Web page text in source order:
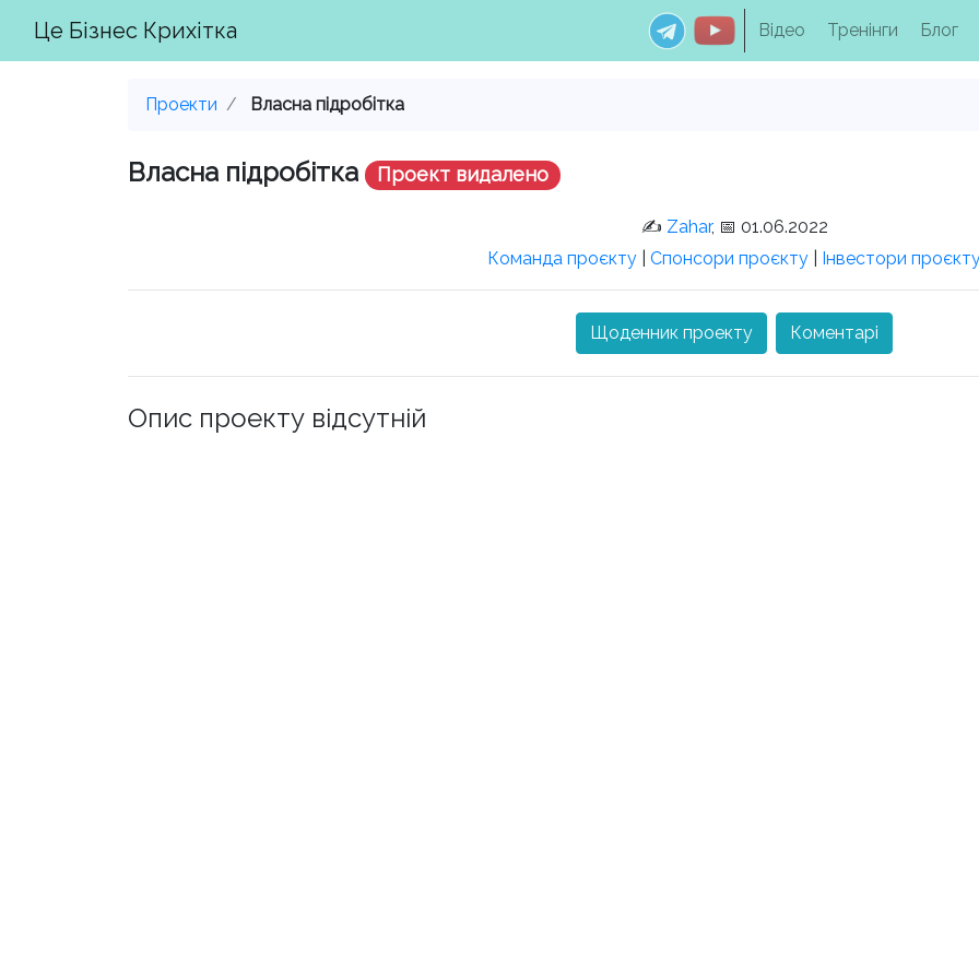
Це Бізнес Крихітка Відео Тренінги Блог
Проекти Власна підробітка
Власна підробітка Проект видалено
✍️ Zahar, 📅 01.06.2022
Команда проєкту
Спонсори проєкту Інвестори
Щоденник проекту Коментарі
Опис проекту відсутній